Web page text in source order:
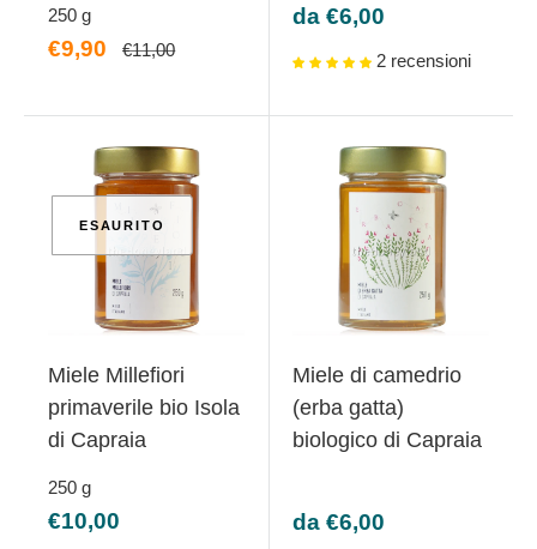
250 g
Prezzo
€9,90 Prezzo
€11,00
Prezzo
da €6,00
2 recensioni
ESAURITO
Miele Millefiori
primaverile bio Isola
di Capraia
250 g
Prezzo
€10,00
Miele di camedrio
(erba gatta)
biologico di Capraia
Prezzo
da €6,00